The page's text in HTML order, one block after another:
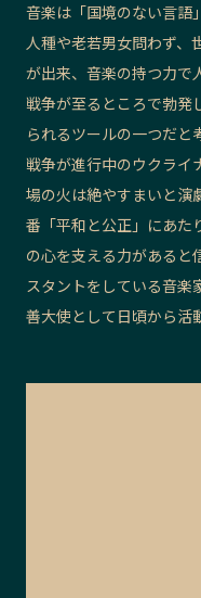
音楽は「国境のない言語
人種や老若男女問わず、
が出来、音楽の持つ力で
戦争が至るところで勃発
られるツールの一つだと
戦争が進行中のウクライ
場の火は絶やすまいと演
番「平和と公正」にあた
の心を支える力があると
スタントをしている音
善大使として日頃から活